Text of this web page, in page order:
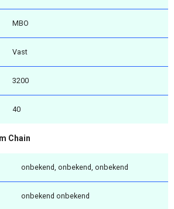
MBO
Vast
3200
40
Chain
onbekend, onbekend, onbekend
onbekend onbekend